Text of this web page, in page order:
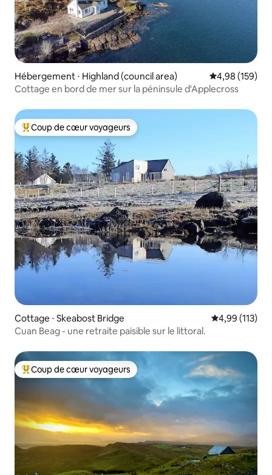
Hébergement ⋅ Highland (council area) Évaluation
4,98 (159)
Cottage en bord de mer sur la péninsule d'Applecross
Coups de cœur voyageurs les plus appréciés
Coup de cœur voyageurs
Cottage ⋅ Skeabost Bridge Évaluation
4,99 (113)
Cuan Beag - une retraite paisible sur le littoral.
Coups de cœur voyageurs les plus appréciés
Coup de cœur voyageurs